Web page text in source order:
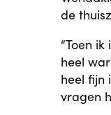
de
“Toen
heel
heel fijn
vragen